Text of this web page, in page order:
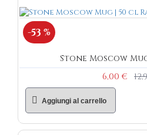
-53 %
Stone Moscow
6,00 €
Aggiungi al carrello